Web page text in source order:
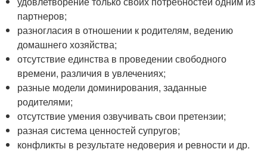
партнеров;
разногласия в отношении к родителям, ведению
домашнего хозяйства;
отсутствие единства в проведении свободного
времени, различия в увлечениях;
разные модели доминирования, заданные
родителями;
отсутствие умения озвучивать свои претензии;
разная система ценностей супругов;
конфликты в результате недоверия и ревности и др.